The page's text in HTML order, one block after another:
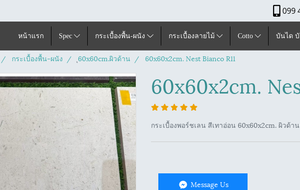
099
หน้าแรก Spec กระเบื้องพื้น-ผนัง กระเบื้องลายไม้ Cotto บันได
กระเบื้องพื้น-ผนัง ุ60x60cm.ผิวด้าน 60x60x2cm. Nest Bianco R11
60x60x2cm.
กระเบื้องพอร์ชเลน สีเทาอ่อน 60x60x2cm. ผิวด้าน
Message Us